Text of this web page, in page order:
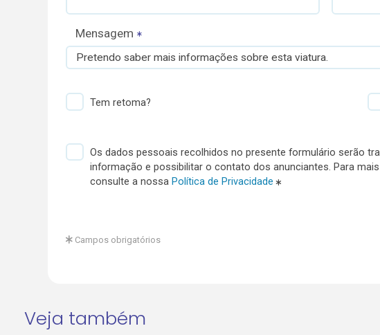
Mensagem
Pretendo saber mais informações sobre esta viatura.
Tem retoma?
Os dados pessoais recolhidos no presente formulário serão
informação e possibilitar o contato dos anunciantes. Para
consulte a nossa Política de Privacidade
Campos obrigatórios
Veja também